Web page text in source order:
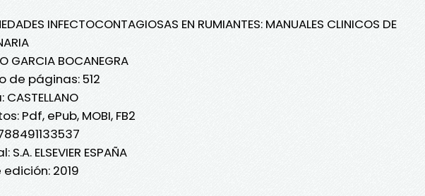
INFECTOCONTAGIOSAS EN RUMIANTES: MANUALES CLINICOS DE
GARCIA BOCANEGRA
de páginas: 512
Pdf, ePub, MOBI, FB2
S.A. ELSEVIER ESPAÑA
2019